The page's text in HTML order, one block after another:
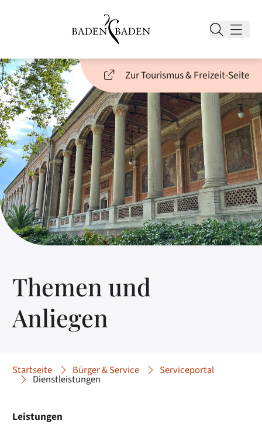
Zur Tourismus & Freizeit-Seite
Themen und
Anliegen
Startseite Bürger & Service Serviceportal
Dienstleistungen
Leistungen